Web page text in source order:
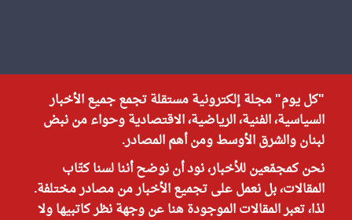
"كل يوم" مجلة إلكترونية مستقلة تجمع جميع الأخبار
السياسية، الفنية، الرياضية، الاقتصادية وحواء من نبض
لبنان والشرق الأوسط ومن أهم المصادر.
نحن كمجمّعين للأخبار، نود أن نوضح أننا لسنا كتّاب
المقالات، بل نعمل على تجميع الأخبار من مصادر مختلفة.
لذا، تعبر المقالات الموجودة هنا عن وجهة نظر كاتبيها ولا